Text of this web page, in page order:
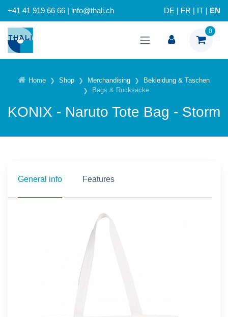
+41 41 919 66 66 | info@thali.ch DE FR IT EN
0
Home Shop Merchandising
Bekleidung & Taschen
Bags & Rucksäcke
KONIX - Naruto Tote Bag - Storm
General info Features